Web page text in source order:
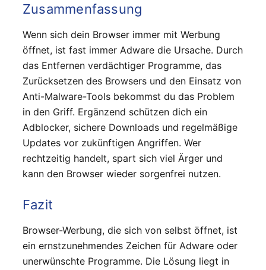
Zusammenfassung
Wenn sich dein Browser immer mit Werbung
öffnet, ist fast immer Adware die Ursache. Durch
das Entfernen verdächtiger Programme, das
Zurücksetzen des Browsers und den Einsatz von
Anti-Malware-Tools bekommst du das Problem
in den Griff. Ergänzend schützen dich ein
Adblocker, sichere Downloads und regelmäßige
Updates vor zukünftigen Angriffen. Wer
rechtzeitig handelt, spart sich viel Ärger und
kann den Browser wieder sorgenfrei nutzen.
Fazit
Browser-Werbung, die sich von selbst öffnet, ist
ein ernstzunehmendes Zeichen für Adware oder
unerwünschte Programme. Die Lösung liegt in